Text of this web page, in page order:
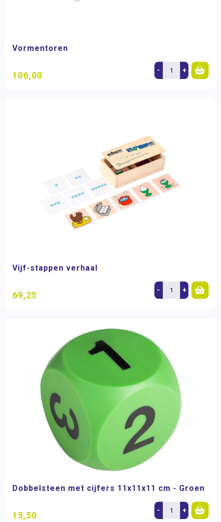
Vormentoren
106,00 - +
Vijf-stappen verhaal
69,25 - +
Dobbelsteen met cijfers 11x11x11 cm - Groen
15,50 - +